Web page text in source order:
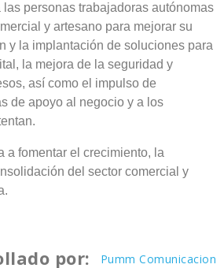
las personas trabajadoras autónomas
y artesano para mejorar su
y la implantación de soluciones para
la mejora de la seguridad y
así como el impulso de
de apoyo al negocio y a los
a fomentar el crecimiento, la
del sector comercial y
por: Pumm Comunicacion